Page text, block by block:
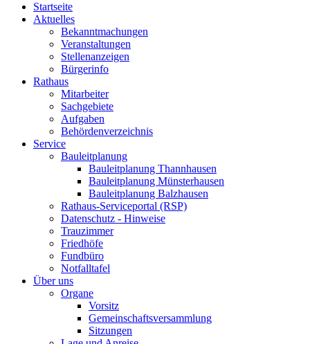
Startseite
Aktuelles
Bekanntmachungen
Veranstaltungen
Stellenanzeigen
Bürgerinfo
Rathaus
Mitarbeiter
Sachgebiete
Aufgaben
Behördenverzeichnis
Service
Bauleitplanung
Bauleitplanung Thannhausen
Bauleitplanung Münsterhausen
Bauleitplanung Balzhausen
Rathaus-Serviceportal (RSP)
Datenschutz - Hinweise
Trauzimmer
Friedhöfe
Fundbüro
Notfalltafel
Über uns
Organe
Vorsitz
Gemeinschaftsversammlung
Sitzungen